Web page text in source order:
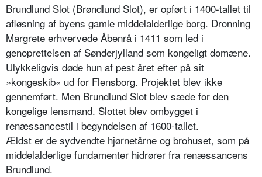
Brundlund Slot (Brøndlund Slot), er opført i 1400-tallet til
afløsning af byens gamle middelalderlige borg. Dronning
Margrete erhvervede Åbenrå i 1411 som led i
genoprettelsen af Sønderjylland som kongeligt domæne.
Ulykkeligvis døde hun af pest året efter på sit
»kongeskib« ud for Flensborg. Projektet blev ikke
gennemført. Men Brundlund Slot blev sæde for den
kongelige lensmand. Slottet blev ombygget i
renæssancestil i begyndelsen af 1600-tallet.
Ældst er de sydvendte hjørnetårne og brohuset, som på
middelalderlige fundamenter hidrører fra renæssancens
Brundlund.